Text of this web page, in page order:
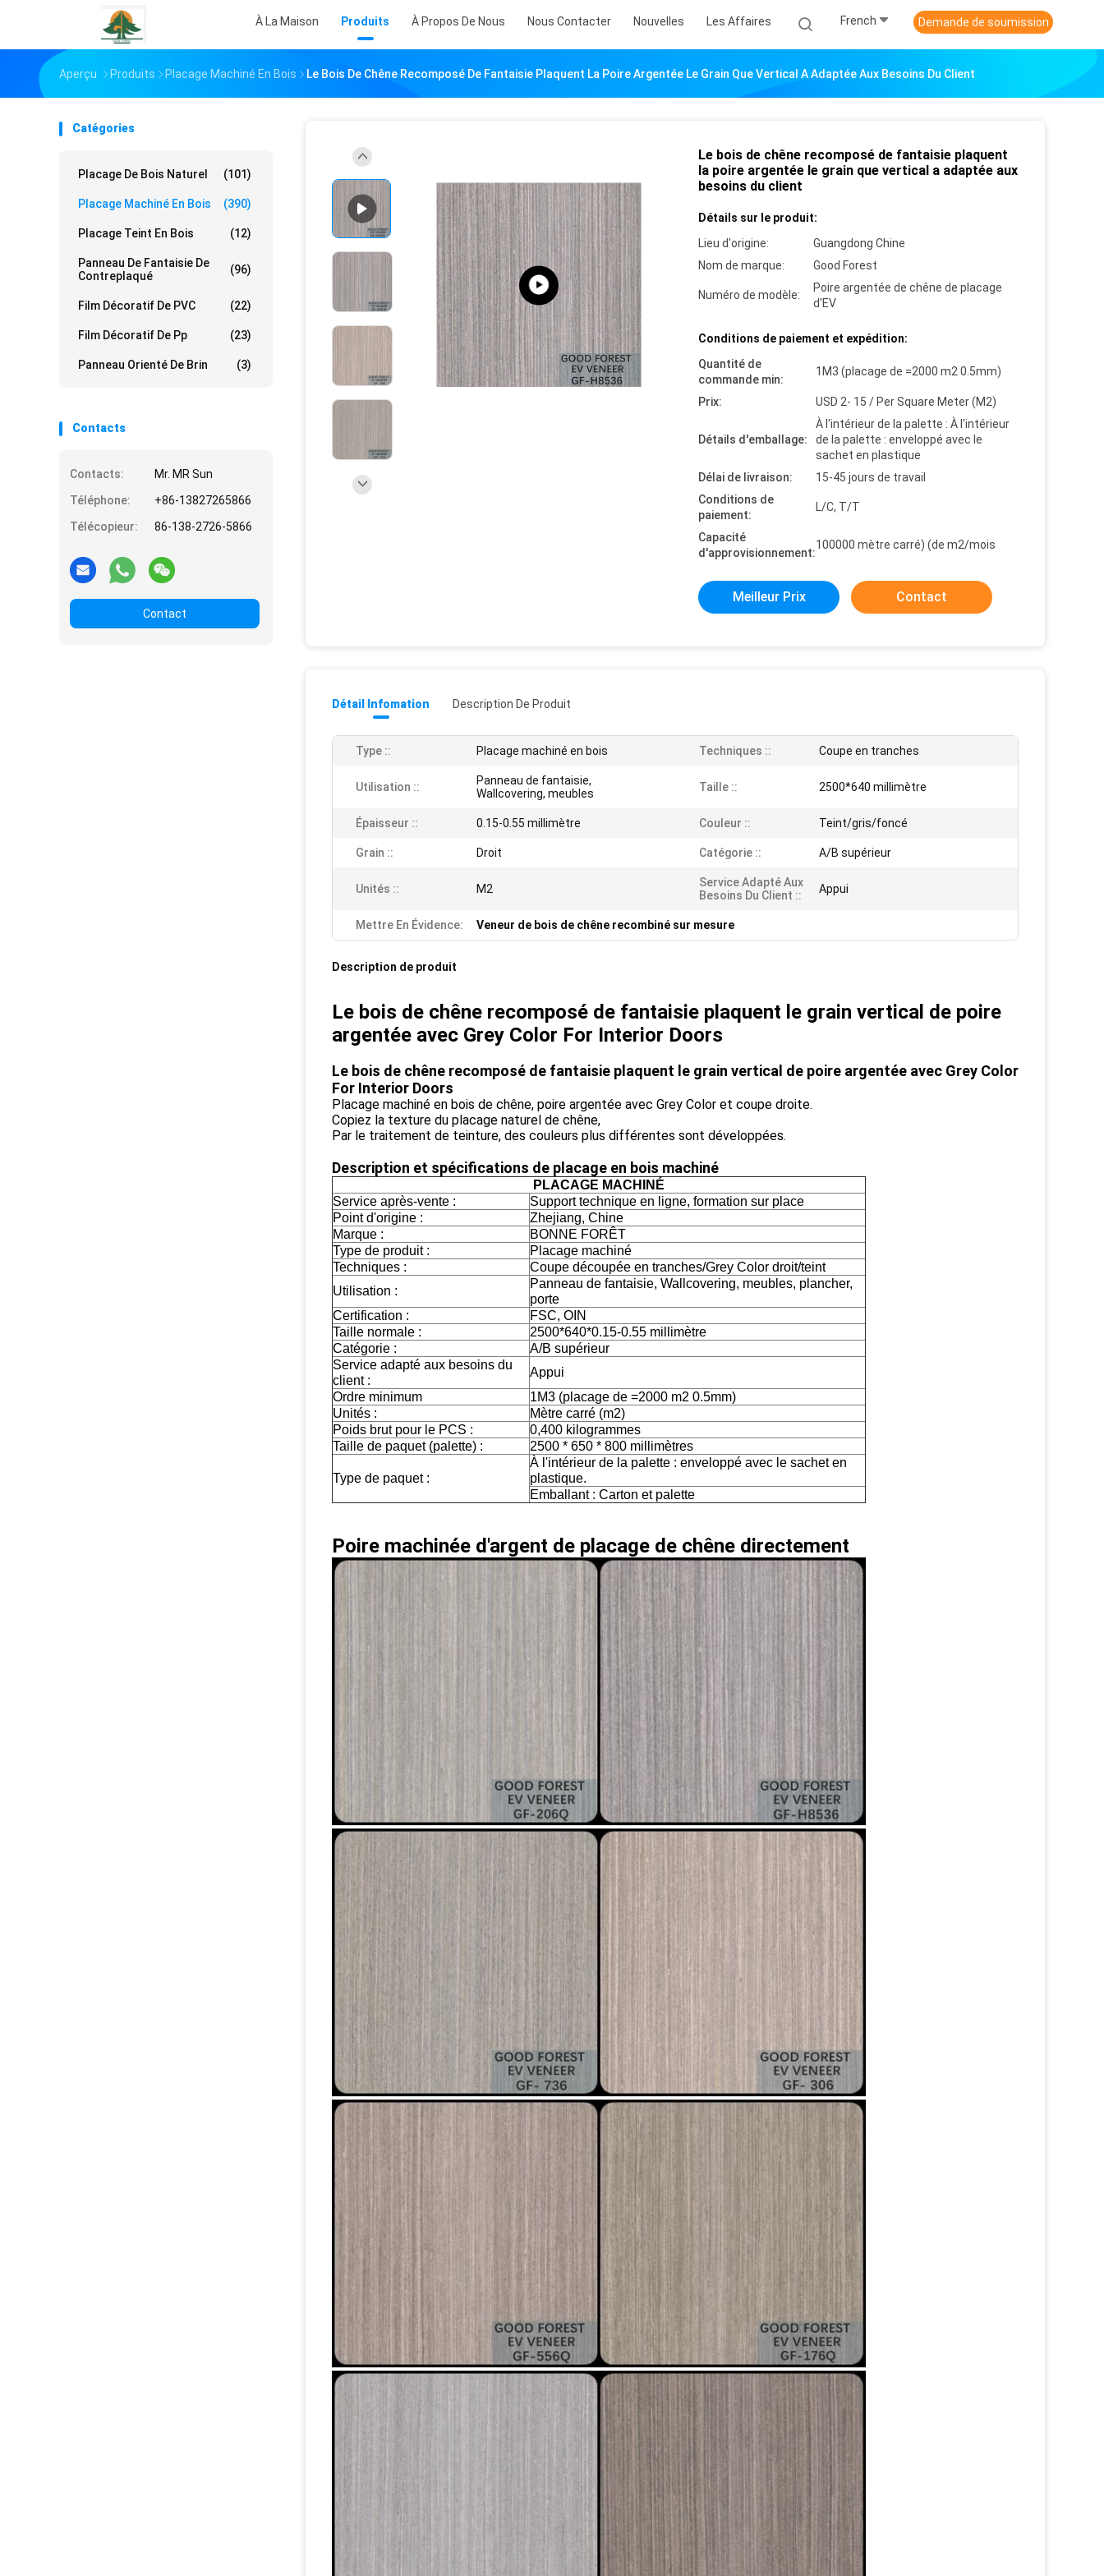
À La Maison Produits À Propos De Nous Nous Contacter Nouvelles Les Affaires French Demande de soumission
Aperçu Produits Placage Machiné En Bois Le Bois De Chêne Recomposé De Fantaisie Plaquent La Poire Argentée Le Grain Que Vertical A Adaptée Aux Besoins Du Client
Catégories
Placage De Bois Naturel (101)
Placage Machiné En Bois (390)
Placage Teint En Bois (12)
Panneau De Fantaisie De
Contreplaqué
(96)
Film Décoratif De PVC (22)
Film Décoratif De Pp (23)
Panneau Orienté De Brin (3)
Contacts
Contacts:
Mr. MR Sun
Téléphone:
+86-13827265866
Télécopieur:
86-138-2726-5866
Contact
Le bois de chêne recomposé de fantaisie plaquent
la poire argentée le grain que vertical a adaptée aux
besoins du client
Détails sur le produit:
Lieu d'origine:
Guangdong Chine
Nom de marque:
Good Forest
Numéro de modèle:
Poire argentée de chêne de placage
d'EV
Conditions de paiement et expédition:
Quantité de
commande min:
1M3 (placage de =2000 m2 0.5mm)
Prix: USD 2- 15 / Per Square Meter (M2)
Détails d'emballage:
À l'intérieur de la palette : À l'intérieur
de la palette : enveloppé avec le
sachet en plastique
Délai de livraison:
15-45 jours de travail
Conditions de
paiement:
L/C, T/T
Capacité
d'approvisionnement:
100000 mètre carré) (de m2/mois
Meilleur Prix Contact
Détail Infomation Description De Produit
Type :: Placage machiné en bois Techniques :: Coupe en tranches
Utilisation ::
Panneau de fantaisie,
Wallcovering, meubles
Taille :: 2500*640 millimètre
Épaisseur :: 0.15-0.55 millimètre Couleur :: Teint/gris/foncé
Grain :: Droit Catégorie :: A/B supérieur
Unités :: M2
Service Adapté Aux
Besoins Du Client ::
Appui
Mettre En Évidence: Veneur de bois de chêne recombiné sur mesure
Description de produit
Le bois de chêne recomposé de fantaisie plaquent le grain vertical de poire
argentée avec Grey Color For Interior Doors
Le bois de chêne recomposé de fantaisie plaquent le grain vertical de poire argentée avec Grey Color
For Interior Doors
Placage machiné en bois de chêne, poire argentée avec Grey Color et coupe droite.
Copiez la texture du placage naturel de chêne,
Par le traitement de teinture, des couleurs plus différentes sont développées.
Description et spécifications de placage en bois machiné
PLACAGE MACHINÉ
Service après-vente :
Support technique en ligne, formation sur place
Point d'origine :
Zhejiang, Chine
Marque :
BONNE FORÊT
Type de produit :
Placage machiné
Techniques :
Coupe découpée en tranches/Grey Color droit/teint
Utilisation :
Panneau de fantaisie, Wallcovering, meubles, plancher,
porte
Certification :
FSC, OIN
Taille normale :
2500*640*0.15-0.55 millimètre
Catégorie :
A/B supérieur
Service adapté aux besoins du
client :
Appui
Ordre minimum
1M3 (placage de =2000 m2 0.5mm)
Unités :
Mètre carré (m2)
Poids brut pour le PCS :
0,400 kilogrammes
Taille de paquet (palette) :
2500 * 650 * 800 millimètres
Type de paquet :
À l'intérieur de la palette : enveloppé avec le sachet en
plastique.
Emballant : Carton et palette
Poire machinée d'argent de placage de chêne directement